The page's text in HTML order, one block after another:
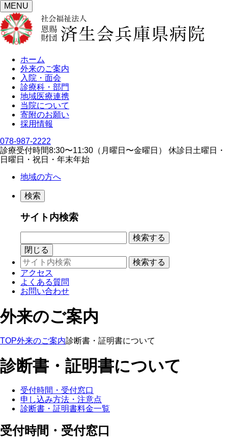
MENU
ホーム
外来のご案内
入院・面会
診療科・部門
地域医療連携
当院について
寄附のお願い
採用情報
078-987-2222
診療受付時間8:30〜11:30（⽉曜⽇〜⾦曜⽇） 休診日 ⼟曜⽇・
⽇曜⽇・祝⽇・年末年始
地域の方へ
検索
サイト内検索
閉じる
アクセス
よくある質問
お問い合わせ
外来のご案内
TOP外来のご案内診断書・証明書について
診断書・証明書について
受付時間・受付窓口
申し込み方法・注意点
診断書・証明書料金一覧
受付時間・受付窓口